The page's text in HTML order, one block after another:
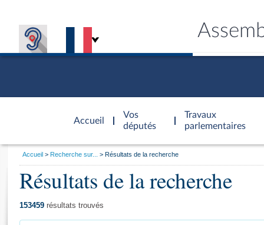
Accueil
d'accueil
Vos
députés
Travaux
parlementaires
Général
Vous
Accueil Recherche sur... Résultats de la recherche
Résultats de la recherche
153459 résultats trouvés